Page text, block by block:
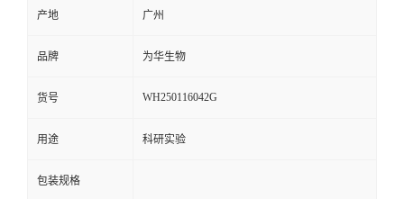
产地 广州
品牌 为华生物
货号 WH250116042G
用途 科研实验
包装规格